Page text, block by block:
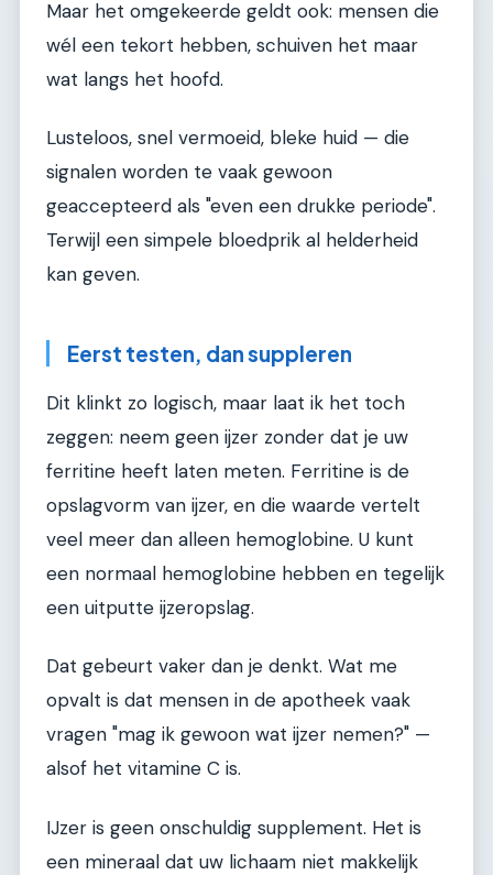
Maar het omgekeerde geldt ook: mensen die
wél een tekort hebben, schuiven het maar
wat langs het hoofd.
Lusteloos, snel vermoeid, bleke huid — die
signalen worden te vaak gewoon
geaccepteerd als "even een drukke periode".
Terwijl een simpele bloedprik al helderheid
kan geven.
Eerst testen, dan suppleren
Dit klinkt zo logisch, maar laat ik het toch
zeggen: neem geen ijzer zonder dat je uw
ferritine heeft laten meten. Ferritine is de
opslagvorm van ijzer, en die waarde vertelt
veel meer dan alleen hemoglobine. U kunt
een normaal hemoglobine hebben en tegelijk
een uitputte ijzeropslag.
Dat gebeurt vaker dan je denkt. Wat me
opvalt is dat mensen in de apotheek vaak
vragen "mag ik gewoon wat ijzer nemen?" —
alsof het vitamine C is.
IJzer is geen onschuldig supplement. Het is
een mineraal dat uw lichaam niet makkelijk